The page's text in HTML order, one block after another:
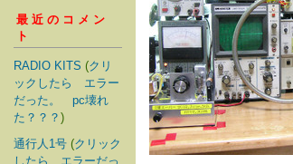
最近のコメン
ト
RADIO KITS (クリ
ックしたら エラー
だった。 pc壊れ
た？？？ )
通行人1号 (クリック
したら エラーだっ